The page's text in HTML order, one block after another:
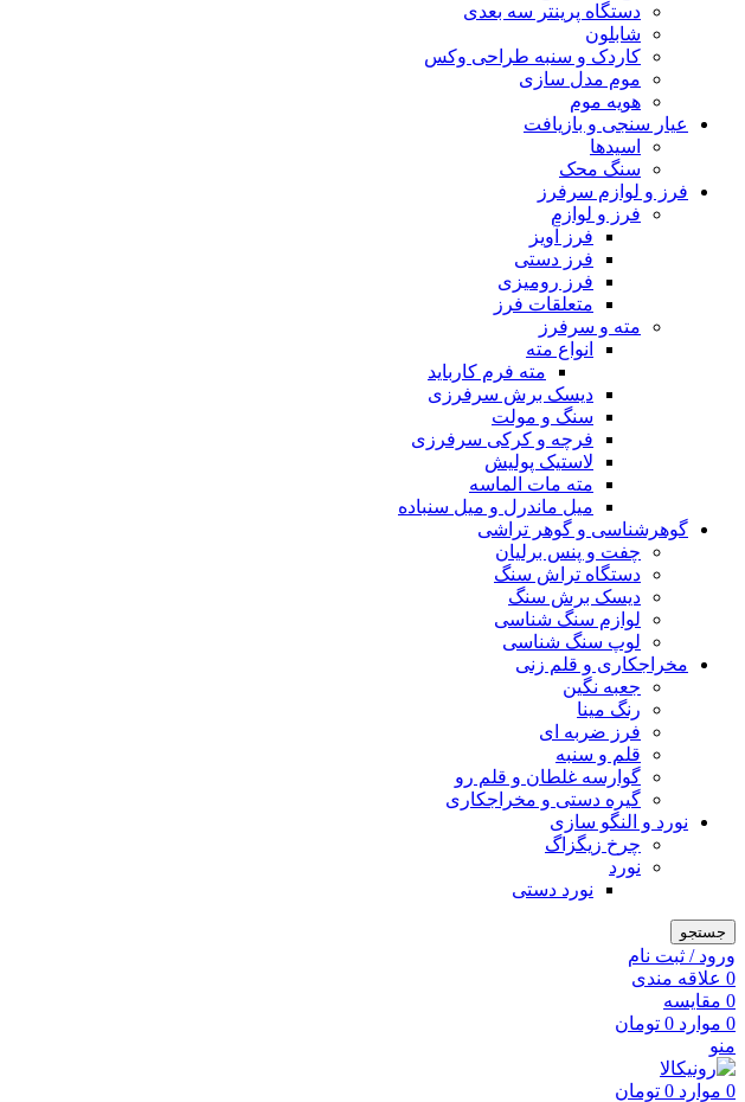
دستگاه پرینتر سه بعدی
شابلون
کاردک و سنبه طراحی وکس
موم مدل سازی
هویه موم
عیار سنجی و بازیافت
اسیدها
سنگ محک
فرز و لوازم سرفرز
فرز و لوازم
فرز آویز
فرز دستی
فرز رومیزی
متعلقات فرز
مته و سرفرز
انواع مته
مته فرم کارباید
دیسک برش سرفرزی
سنگ و مولت
فرچه و کرکی سرفرزی
لاستیک پولیش
مته مات الماسه
میل ماندرل و میل سنباده
گوهرشناسی و گوهر تراشی
چفت و پنس برلیان
دستگاه تراش سنگ
دیسک برش سنگ
لوازم سنگ شناسی
لوپ سنگ شناسی
مخراجکاری و قلم زنی
جعبه نگین
رنگ مینا
فرز ضربه ای
قلم و سنبه
گوارسه غلطان و قلم رو
گیره دستی و مخراجکاری
نورد و النگو سازی
چرخ زیگزاگ
نورد
نورد دستی
جستجو
ورود / ثبت نام
0 علاقه مندی
0 مقایسه
0 موارد 0 تومان
منو
0 موارد 0 تومان